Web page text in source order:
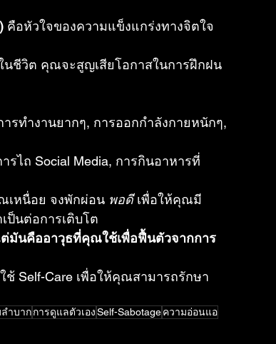
คือหัวใจของความแข็งแกร่งทางจิตใจ
นชีวิต คุณจะสูญเสียโอกาสในการฝึกฝน
ารทำงานยากๆ, การออกกำลังกายหนักๆ,
ารไถ Social Media, การกินอาหารที่
เหนื่อย จงพักผ่อน พอดี เพื่อให้คุณมี
ป็นต่อการเติบโต
มันคืออาวุธที่คุณใช้เพื่อฟื้นตัวจากการ
ช้ Self-Care เพื่อให้คุณสามารถรักษา
ำบากการดูแลตัวเองSelf-Sabotageความอ่อนแอ